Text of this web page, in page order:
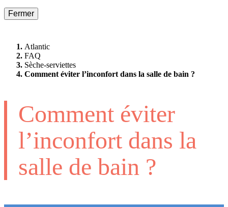
Fermer
Atlantic
FAQ
Sèche-serviettes
Comment éviter l’inconfort dans la salle de bain ?
Comment éviter
l’inconfort dans la
salle de bain ?